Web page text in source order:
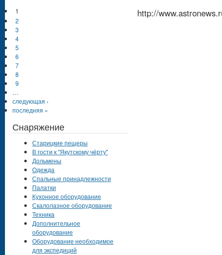
http://
1
2
3
4
5
6
7
8
9
…
следующая ›
последняя »
Снаряжение
Старицкие пещеры
В гости к "Якутскому чёрту"
Дольмены
Одежда
Спальные принадлежности
Палатки
Кухонное оборудование
Скалолазное оборудование
Техника
Дополнительное
оборудование
Оборудование необходимое
для экспедиций